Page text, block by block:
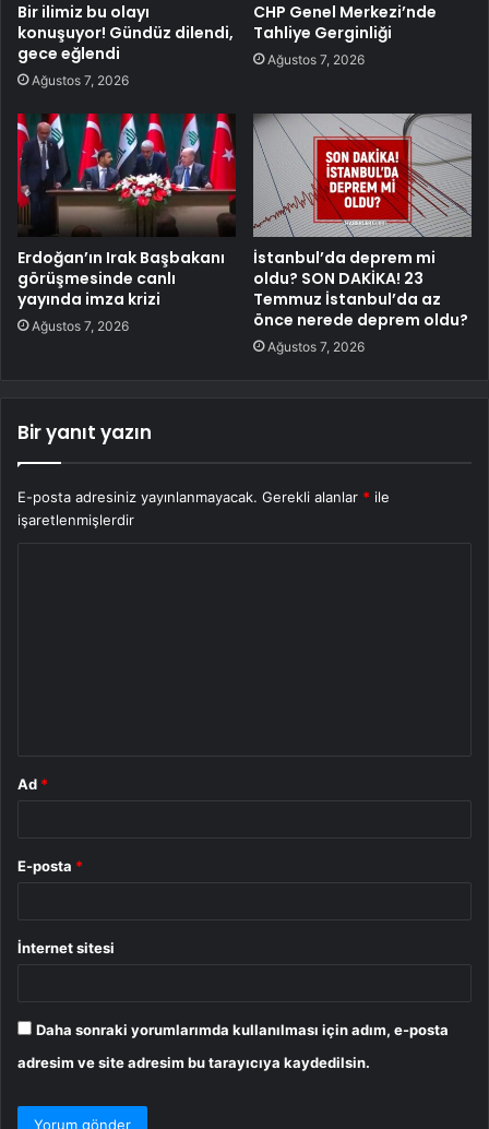
Bir ilimiz bu olayı
konuşuyor! Gündüz dilendi,
gece eğlendi
Ağustos 7, 2026
CHP Genel Merkezi’nde
Tahliye Gerginliği
Ağustos 7, 2026
Erdoğan’ın Irak Başbakanı
görüşmesinde canlı
yayında imza krizi
Ağustos 7, 2026
İstanbul’da deprem mi
oldu? SON DAKİKA! 23
Temmuz İstanbul’da az
önce nerede deprem oldu?
Ağustos 7, 2026
Bir yanıt yazın
E-posta adresiniz yayınlanmayacak. Gerekli alanlar * ile
işaretlenmişlerdir
Ad *
E-posta *
İnternet sitesi
Daha sonraki yorumlarımda kullanılması için adım, e-posta
adresim ve site adresim bu tarayıcıya kaydedilsin.